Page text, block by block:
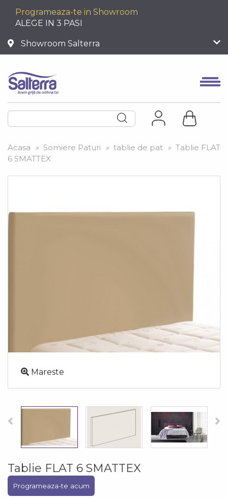
Programeaza-te in Showroom
ALEGE IN 3 PASI
Showroom Salterra
Acasa » Somiere Paturi » tablie de pat » Tablie FLAT
6 SMATTEX
Mareste
Tablie FLAT 6 SMATTEX
Programeaza-te acum